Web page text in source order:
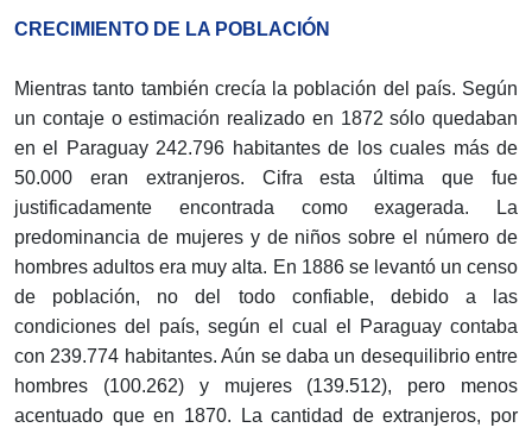
CRECIMIENTO DE LA POBLACIÓN
Mientras tanto también crecía la población del país. Según
un contaje o estimación realizado en 1872 sólo quedaban
en el Paraguay 242.796 habitantes de los cuales más de
50.000 eran extranjeros. Cifra esta última que fue
justificadamente encontrada como exagerada. La
predominancia de mujeres y de niños sobre el número de
hombres adultos era muy alta. En 1886 se levantó un censo
de población, no del todo confiable, debido a las
condiciones del país, según el cual el Paraguay contaba
con 239.774 habitantes. Aún se daba un desequilibrio entre
hombres (100.262) y mujeres (139.512), pero menos
acentuado que en 1870. La cantidad de extranjeros, por